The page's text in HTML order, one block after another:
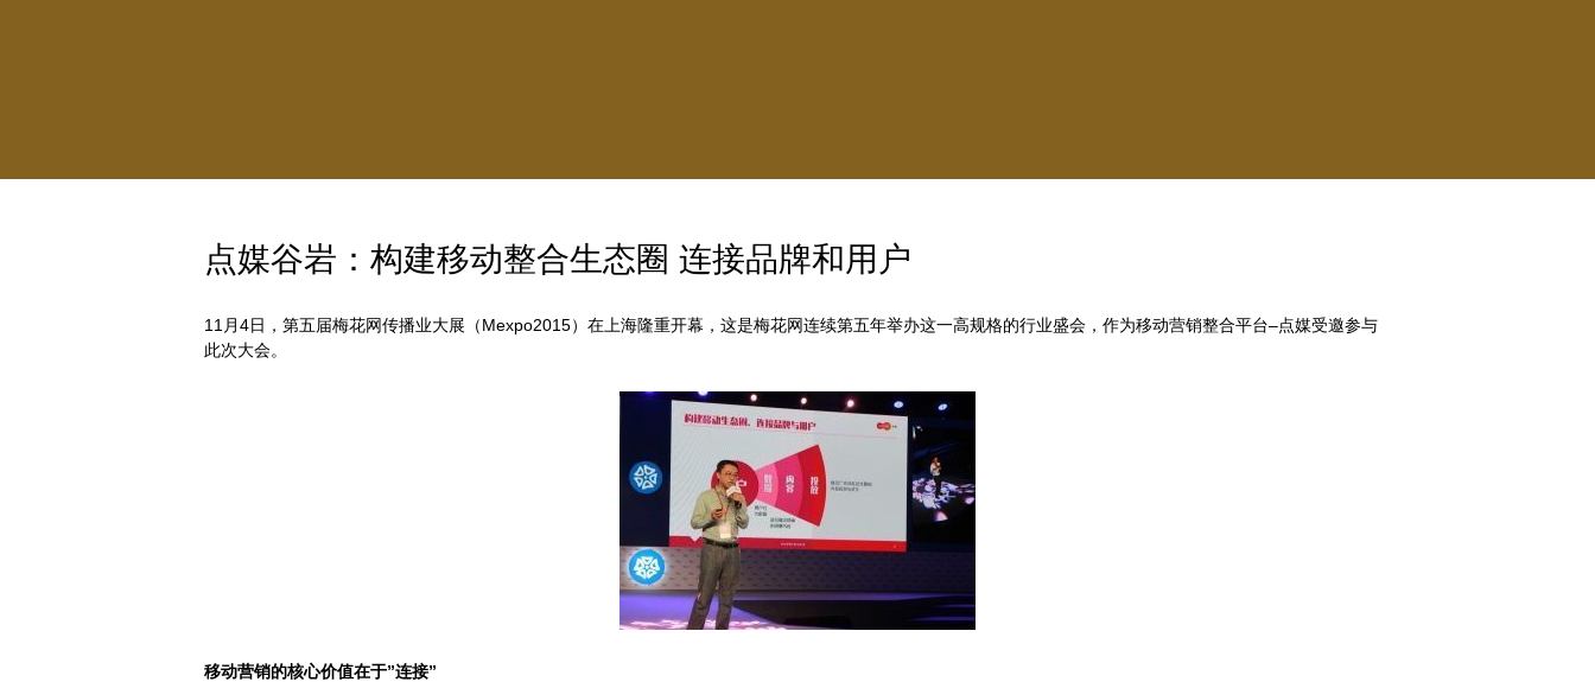
点媒谷岩：构建移动整合生态圈 连接品牌和用户
11月4日，第五届梅花网传播业大展（Mexpo2015）在上海隆重开幕，这是梅花网连续第五年举办这一高规格的行业盛会，作为移动营销整合平台–点媒受邀参与
此次大会。
移动营销的核心价值在于”连接”